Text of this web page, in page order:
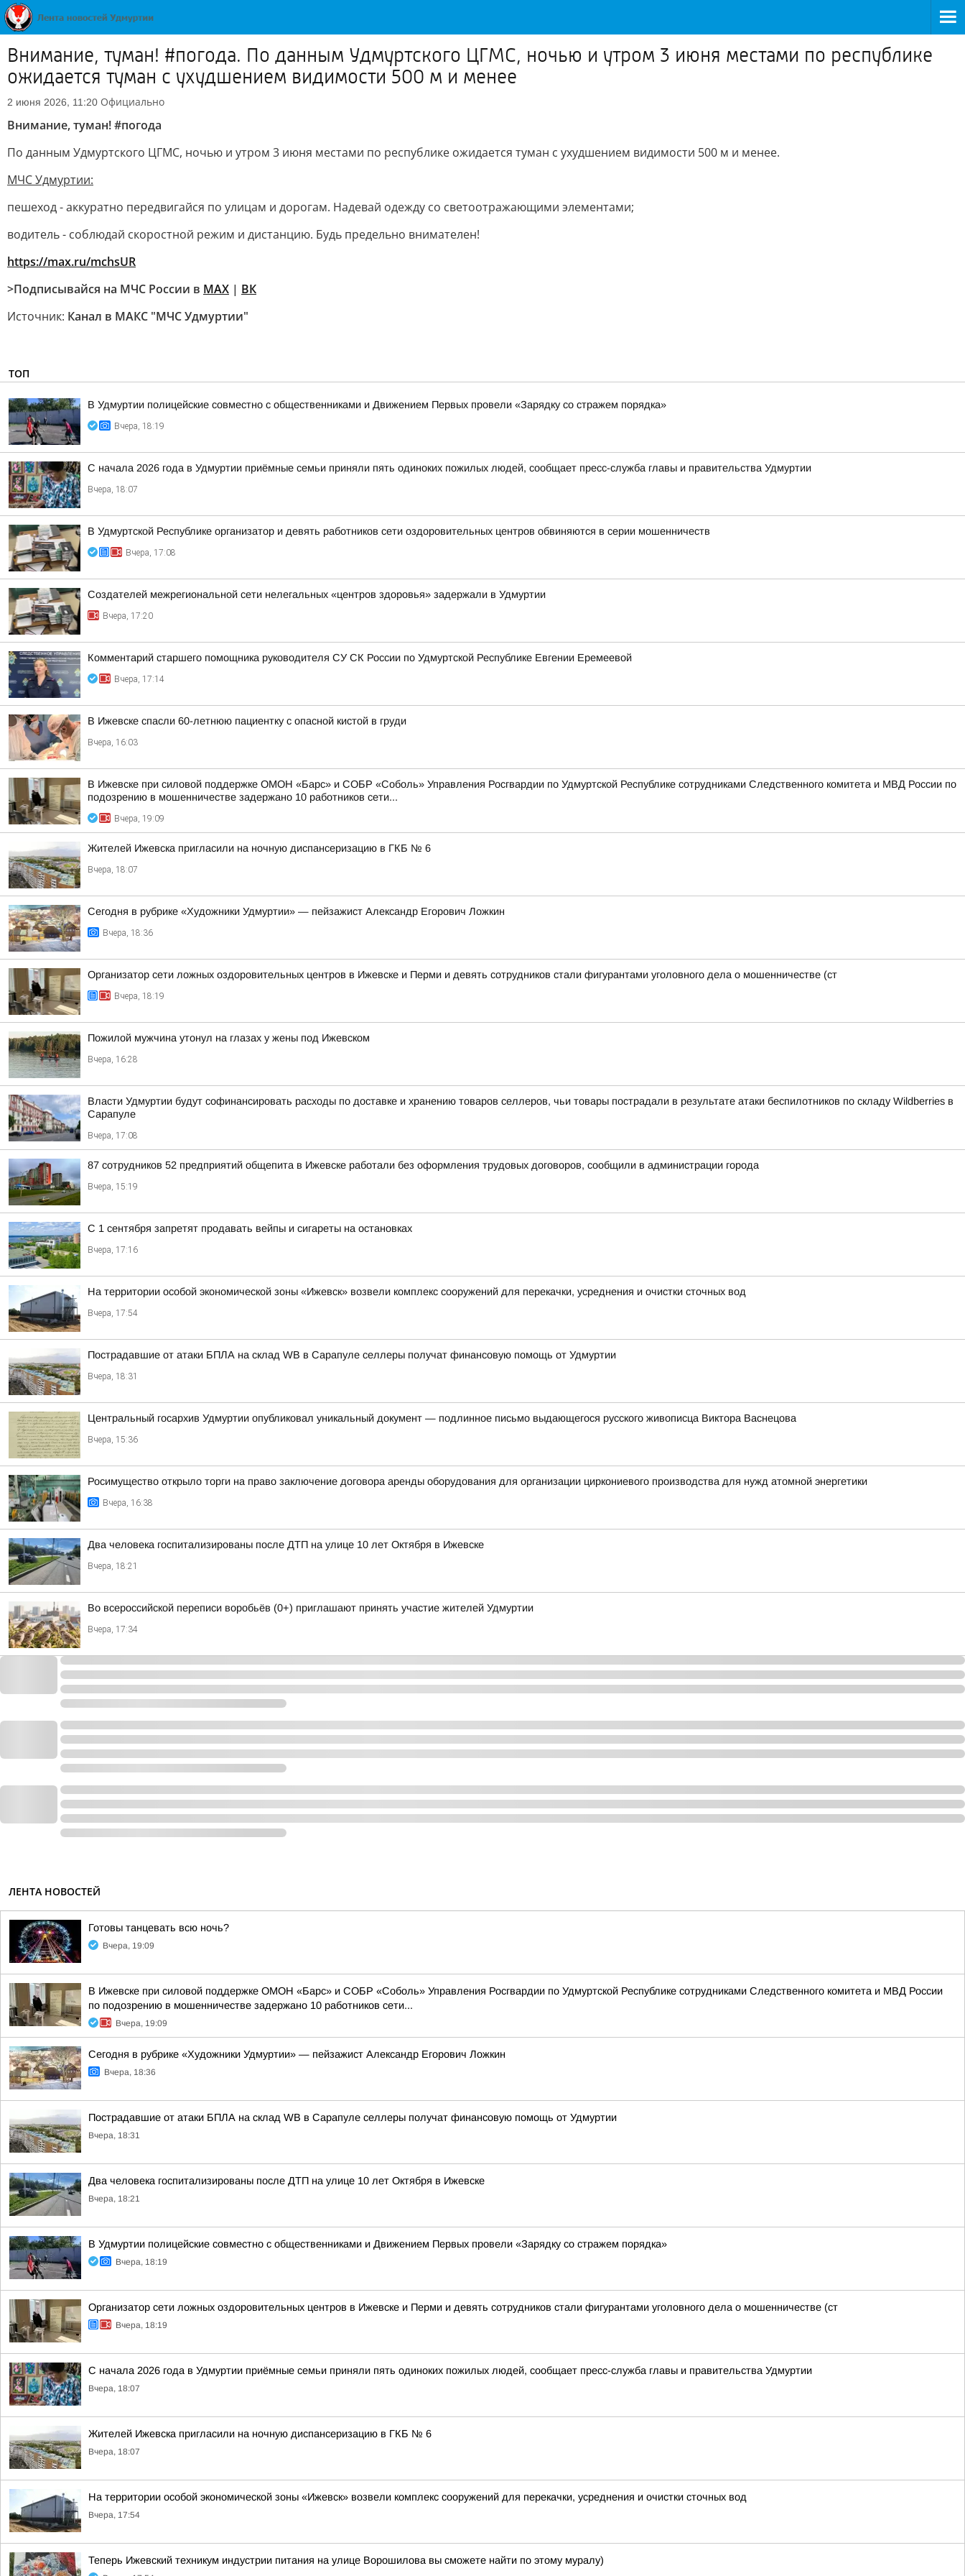
Внимание, туман! #погода. По данным Удмуртского ЦГМС, ночью и утром 3 июня местами по республике
ожидается туман с ухудшением видимости 500 м и менее
2 июня 2026, 11:20 Официально
Внимание, туман! #погода
По данным Удмуртского ЦГМС, ночью и утром 3 июня местами по республике ожидается туман с ухудшением видимости 500 м и менее.
МЧС Удмуртии:
пешеход - аккуратно передвигайся по улицам и дорогам. Надевай одежду со светоотражающими элементами;
водитель - соблюдай скоростной режим и дистанцию. Будь предельно внимателен!
https://max.ru/mchsUR
>Подписывайся на МЧС России в MAX | ВК
Источник: Канал в МАКС "МЧС Удмуртии"
ТОП
В Удмуртии полицейские совместно с общественниками и Движением Первых провели «Зарядку со стражем порядка»
Вчера, 18:19
С начала 2026 года в Удмуртии приёмные семьи приняли пять одиноких пожилых людей, сообщает пресс-служба главы и правительства Удмуртии
Вчера, 18:07
В Удмуртской Республике организатор и девять работников сети оздоровительных центров обвиняются в серии мошенничеств
Вчера, 17:08
Создателей межрегиональной сети нелегальных «центров здоровья» задержали в Удмуртии
Вчера, 17:20
Комментарий старшего помощника руководителя СУ СК России по Удмуртской Республике Евгении Еремеевой
Вчера, 17:14
В Ижевске спасли 60-летнюю пациентку с опасной кистой в груди
Вчера, 16:03
В Ижевске при силовой поддержке ОМОН «Барс» и СОБР «Соболь» Управления Росгвардии по Удмуртской Республике сотрудниками Следственного комитета и МВД России по
подозрению в мошенничестве задержано 10 работников сети...
Вчера, 19:09
Жителей Ижевска пригласили на ночную диспансеризацию в ГКБ № 6
Вчера, 18:07
Сегодня в рубрике «Художники Удмуртии» — пейзажист Александр Егорович Ложкин
Вчера, 18:36
Организатор сети ложных оздоровительных центров в Ижевске и Перми и девять сотрудников стали фигурантами уголовного дела о мошенничестве (ст
Вчера, 18:19
Пожилой мужчина утонул на глазах у жены под Ижевском
Вчера, 16:28
Власти Удмуртии будут софинансировать расходы по доставке и хранению товаров селлеров, чьи товары пострадали в результате атаки беспилотников по складу Wildberries в
Сарапуле
Вчера, 17:08
87 сотрудников 52 предприятий общепита в Ижевске работали без оформления трудовых договоров, сообщили в администрации города
Вчера, 15:19
С 1 сентября запретят продавать вейпы и сигареты на остановках
Вчера, 17:16
На территории особой экономической зоны «Ижевск» возвели комплекс сооружений для перекачки, усреднения и очистки сточных вод
Вчера, 17:54
Пострадавшие от атаки БПЛА на склад WB в Сарапуле селлеры получат финансовую помощь от Удмуртии
Вчера, 18:31
Центральный госархив Удмуртии опубликовал уникальный документ — подлинное письмо выдающегося русского живописца Виктора Васнецова
Вчера, 15:36
Росимущество открыло торги на право заключение договора аренды оборудования для организации циркониевого производства для нужд атомной энергетики
Вчера, 16:38
Два человека госпитализированы после ДТП на улице 10 лет Октября в Ижевске
Вчера, 18:21
Во всероссийской переписи воробьёв (0+) приглашают принять участие жителей Удмуртии
Вчера, 17:34
ЛЕНТА НОВОСТЕЙ
Готовы танцевать всю ночь?
Вчера, 19:09
В Ижевске при силовой поддержке ОМОН «Барс» и СОБР «Соболь» Управления Росгвардии по Удмуртской Республике сотрудниками Следственного комитета и МВД России
по подозрению в мошенничестве задержано 10 работников сети...
Вчера, 19:09
Сегодня в рубрике «Художники Удмуртии» — пейзажист Александр Егорович Ложкин
Вчера, 18:36
Пострадавшие от атаки БПЛА на склад WB в Сарапуле селлеры получат финансовую помощь от Удмуртии
Вчера, 18:31
Два человека госпитализированы после ДТП на улице 10 лет Октября в Ижевске
Вчера, 18:21
В Удмуртии полицейские совместно с общественниками и Движением Первых провели «Зарядку со стражем порядка»
Вчера, 18:19
Организатор сети ложных оздоровительных центров в Ижевске и Перми и девять сотрудников стали фигурантами уголовного дела о мошенничестве (ст
Вчера, 18:19
С начала 2026 года в Удмуртии приёмные семьи приняли пять одиноких пожилых людей, сообщает пресс-служба главы и правительства Удмуртии
Вчера, 18:07
Жителей Ижевска пригласили на ночную диспансеризацию в ГКБ № 6
Вчера, 18:07
На территории особой экономической зоны «Ижевск» возвели комплекс сооружений для перекачки, усреднения и очистки сточных вод
Вчера, 17:54
Теперь Ижевский техникум индустрии питания на улице Ворошилова вы сможете найти по этому муралу)